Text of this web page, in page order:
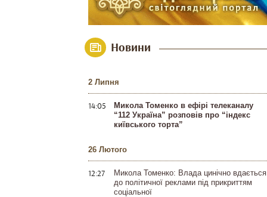
Новини
2 Липня
14:05
Микола Томенко в ефірі телеканалу
“112 Україна” розповів про “індекс
київського торта”
26 Лютого
12:27
Микола Томенко: Влада цинічно вдається
до політичної реклами під прикриттям
соціальної